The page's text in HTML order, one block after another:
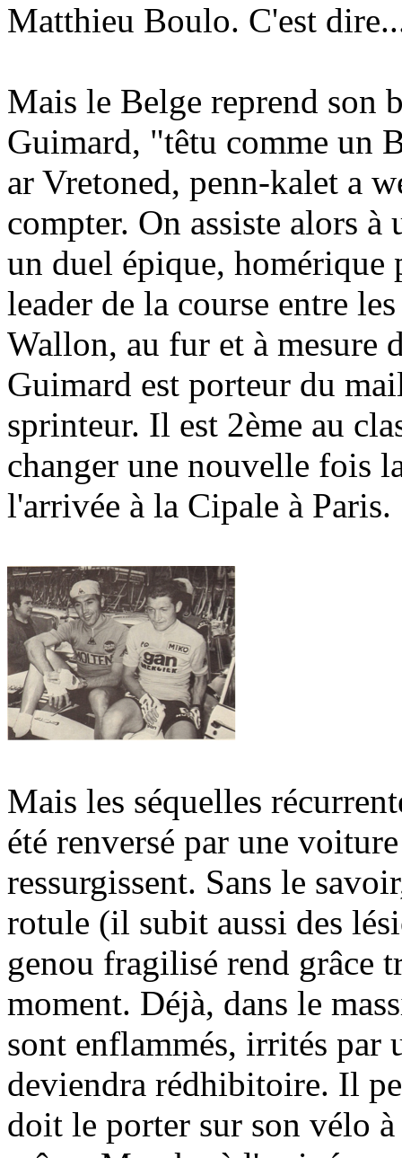
Matthieu Boulo. C'est
Mais le Belge reprend son
Guimard, "têtu comme un
ar Vretoned, penn-kalet a
compter. On assiste alors à
un duel épique,
leader de la course entre
Wallon, au fur et à mesure
Guimard est porteur du
sprinteur. Il est 2ème au
changer une nouvelle fois
l'arrivée à la Cipale à Paris.
Mais les séquelles
été renversé par une
ressurgissent. Sans le
rotule (il subit aussi des
genou fragilisé rend grâce
moment. Déjà, dans le
sont enflammés, irrités par
deviendra rédhibitoire. Il
doit le porter sur son vélo